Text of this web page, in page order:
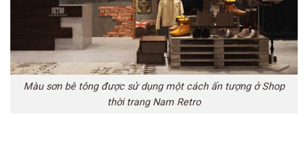
Màu sơn bê tông được sử dụng một cách ấn tượng ở Shop
thời trang Nam Retro